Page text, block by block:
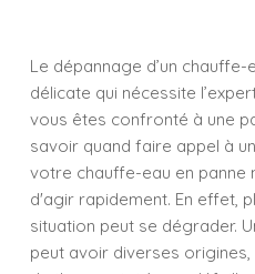
Le dépannage d’un
délicate qui nécessite
vous êtes confronté à une
savoir quand faire appel à
votre chauffe-eau en panne
d'agir rapidement. En effet,
situation peut se dégrader.
peut avoir diverses